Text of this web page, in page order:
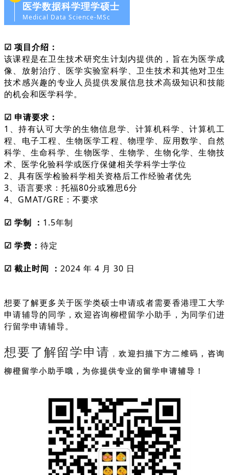
医学数据科学理学硕士
Medical Data Science-MSc
☑ 项目介绍：
该课程是在卫生技术研究生计划内提供的，旨在为医学成
像、放射治疗、医学实验室科学、卫生技术和其他对卫生
技术感兴趣的专业人员提供发展信息技术高级知识和技能
的机会和医学科学。
☑ 申请要求：
1、持有认可大学的生物信息学、计算机科学、计算机工
程、电子工程、生物医学工程、物理学、应用数学、自然
科学、生命科学、生物医学、生物学、生物化学、生物技
术、医学化验科学或医疗保健相关学科学士学位
2、具有医学检验科学相关资格后工作经验者优先
3、语言要求：托福80分或雅思6分
4、GMAT/GRE：不要求
☑ 学制 ： 1.5年制
☑ 学费： 待定
☑ 截止时间 ： 2024 年 4 月 30 日
想要了解更多关于医学类硕士申请或者需要香港理工大学
申请辅导的同学，欢迎咨询柳橙留学小助手，为同学们进
行留学申请辅导。
想要了解留学申请 ，欢迎扫描下方二维码，咨询
柳橙留学小助手哦，为你提供专业的留学申请辅导！